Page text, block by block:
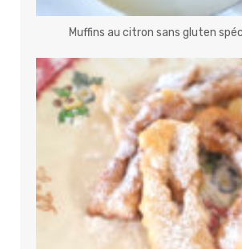
Muffins au citron sans gluten